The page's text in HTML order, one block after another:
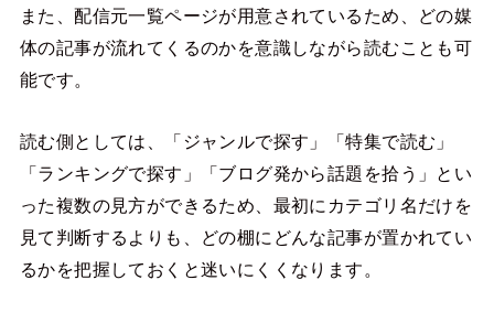
また、配信元一覧ページが用意されているため、どの媒
体の記事が流れてくるのかを意識しながら読むことも可
能です。
読む側としては、「ジャンルで探す」「特集で読む」
「ランキングで探す」「ブログ発から話題を拾う」とい
った複数の見方ができるため、最初にカテゴリ名だけを
見て判断するよりも、どの棚にどんな記事が置かれてい
るかを把握しておくと迷いにくくなります。